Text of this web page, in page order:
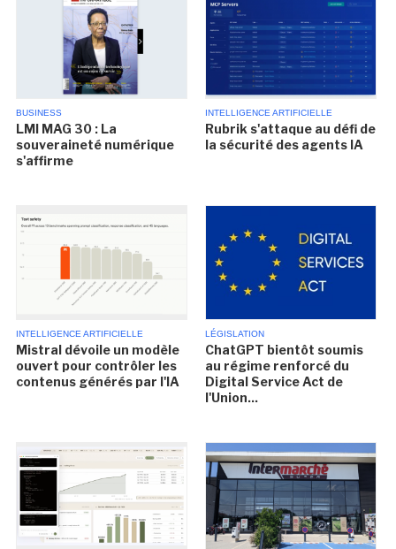
BUSINESS
LMI MAG 30 : La
souveraineté numérique
s'affirme
INTELLIGENCE ARTIFICIELLE
Rubrik s'attaque au défi de
la sécurité des agents IA
INTELLIGENCE ARTIFICIELLE
Mistral dévoile un modèle
ouvert pour contrôler les
contenus générés par l'IA
LÉGISLATION
ChatGPT bientôt soumis
au régime renforcé du
Digital Service Act de
l'Union...